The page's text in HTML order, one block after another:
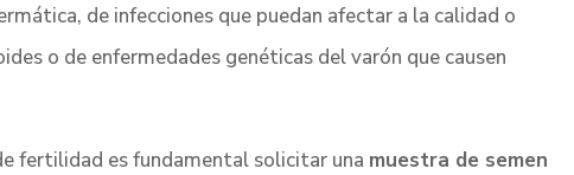
de infecciones que puedan afectar a la calidad o
o de enfermedades genéticas del varón que causen
fertilidad es fundamental solicitar una muestra de semen